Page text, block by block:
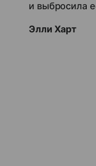
и выбросила
Элли Харт